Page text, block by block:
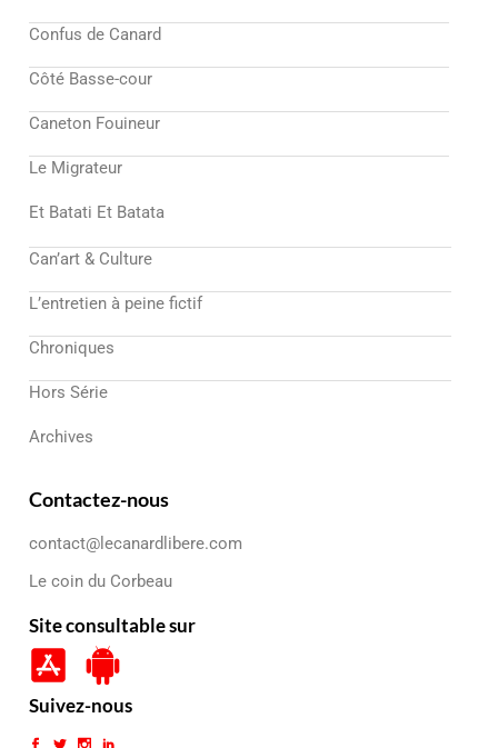
Confus de Canard
Côté Basse-cour
Caneton Fouineur
Le Migrateur
Et Batati Et Batata
Can’art & Culture
L’entretien à peine fictif
Chroniques
Hors Série
Archives
Contactez-nous
contact@lecanardlibere.com
Le coin du Corbeau
Site consultable sur
Suivez-nous